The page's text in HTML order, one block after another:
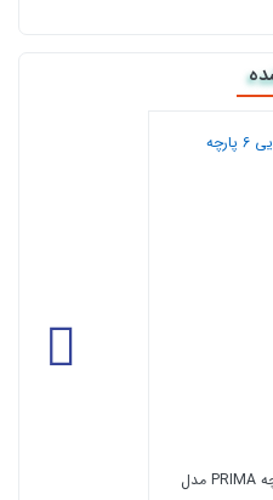
جایگزینی زیبا و
جدیدترین تکنولوژِی
ویژگی های پرسلان:
سطحی و حفظ زیبایی)
اکسسوری حمام و دستشویی 6 پارچه PRIMA مدل